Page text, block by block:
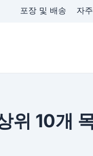
포장 및 배송 자
위 10개